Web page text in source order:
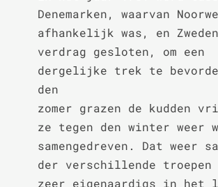
Denemarken, waarvan
afhankelijk was, en
verdrag gesloten, om een
dergelijke trek te
den
zomer grazen de kudden
ze tegen den winter weer
samengedreven. Dat weer
der verschillende
zeer eigenaardigs in het